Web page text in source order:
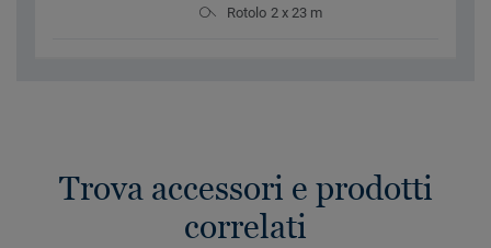
Rotolo 2 x 23 m
Trova accessori e prodotti
correlati